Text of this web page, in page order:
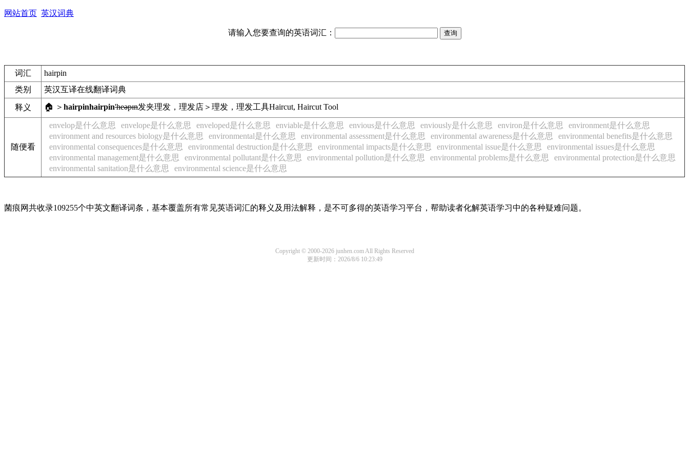
网站首页 英汉词典
请输入您要查询的英语词汇：
词汇
hairpin
类别
英汉互译在线翻译词典
释义 🏠 ＞ hairpinhairpin'heəpɪn发夹理发，理发店＞理发，理发工具Haircut, Haircut Tool
随便看
envelop是什么意思 envelope是什么意思 enveloped是什么意思 enviable是什么意思 envious是什么意思 enviously是什么意思 environ是什么意思
environment是什么意思
environment and resources biology是什么意思
environmental是什么意思 environmental assessment是什么意思 environmental awareness是什么意思
environmental benefits是什么意思
environmental consequences是什么意思
environmental destruction是什么意思 environmental impacts是什么意思 environmental issue是什么意思
environmental issues是什么意思
environmental management是什么意思
environmental pollutant是什么意思 environmental pollution是什么意思 environmental problems是什么意思
environmental protection是什么意思
environmental sanitation是什么意思
environmental science是什么意思
菌痕网共收录109255个中英文翻译词条，基本覆盖所有常见英语词汇的释义及用法解释，是不可多得的英语学习平台，帮助读者化解英语学习中的各种疑难问题。
Copyright © 2000-2026 junhen.com All Rights Reserved
更新时间：2026/8/6 10:23:49